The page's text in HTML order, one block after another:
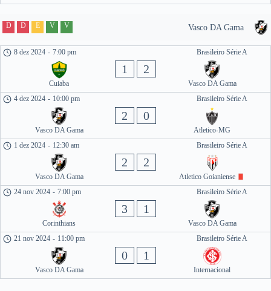
Vasco DA Gama
D D E V V
Brasileiro Série A
8 dez 2024 - 7:00 pm
Cuiaba
1 2
Vasco DA Gama
Brasileiro Série A
4 dez 2024 - 10:00 pm
Vasco DA Gama
2 0
Atletico-MG
Brasileiro Série A
1 dez 2024 - 12:30 am
Vasco DA Gama
2 2
Atletico Goianiense
Brasileiro Série A
24 nov 2024 - 7:00 pm
Corinthians
3 1
Vasco DA Gama
Brasileiro Série A
21 nov 2024 - 11:00 pm
Vasco DA Gama
0 1
Internacional